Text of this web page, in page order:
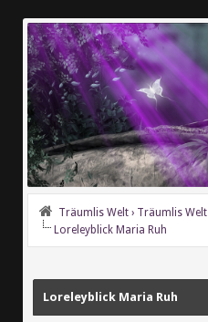
Träumlis Welt › Träumlis Welt
Loreleyblick Maria Ruh
Loreleyblick Maria Ruh